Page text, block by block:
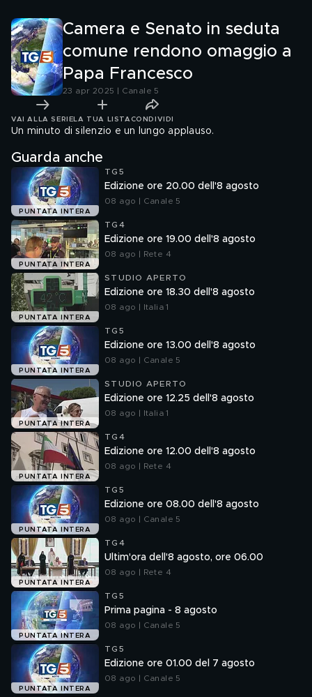
Camera e Senato in seduta
comune rendono omaggio a
Papa Francesco
23 apr 2025 | Canale 5
VAI ALLA SERIE LA TUA LISTA CONDIVIDI
Un minuto di silenzio e un lungo applauso.
Guarda anche
PUNTATA INTERA
TG5
Edizione ore 20.00 dell'8 agosto
08 ago | Canale 5
PUNTATA INTERA
TG4
Edizione ore 19.00 dell'8 agosto
08 ago | Rete 4
PUNTATA INTERA
STUDIO APERTO
Edizione ore 18.30 dell'8 agosto
08 ago | Italia 1
PUNTATA INTERA
TG5
Edizione ore 13.00 dell'8 agosto
08 ago | Canale 5
PUNTATA INTERA
STUDIO APERTO
Edizione ore 12.25 dell'8 agosto
08 ago | Italia 1
PUNTATA INTERA
TG4
Edizione ore 12.00 dell'8 agosto
08 ago | Rete 4
PUNTATA INTERA
TG5
Edizione ore 08.00 dell'8 agosto
08 ago | Canale 5
PUNTATA INTERA
TG4
Ultim'ora dell'8 agosto, ore 06.00
08 ago | Rete 4
PUNTATA INTERA
TG5
Prima pagina - 8 agosto
08 ago | Canale 5
PUNTATA INTERA
TG5
Edizione ore 01.00 del 7 agosto
08 ago | Canale 5